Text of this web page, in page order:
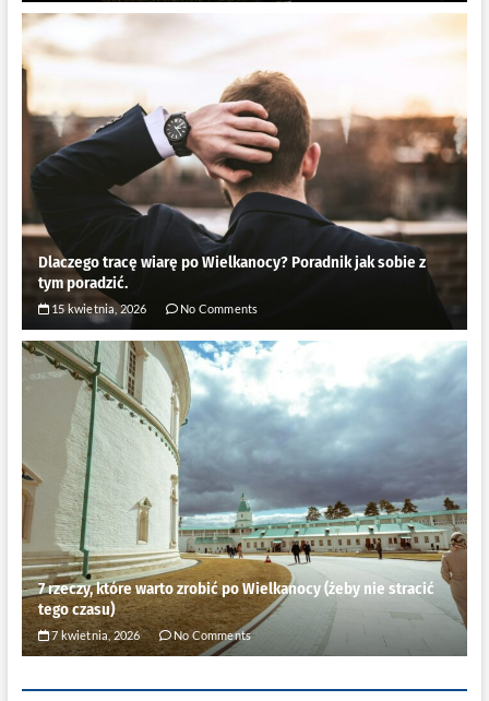
Dlaczego tracę wiarę po Wielkanocy? Poradnik jak sobie z
tym poradzić.
15 kwietnia, 2026 No Comments
7 rzeczy, które warto zrobić po Wielkanocy (żeby nie stracić
tego czasu)
7 kwietnia, 2026 No Comments